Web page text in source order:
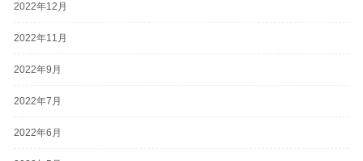
2022年12月
2022年11月
2022年9月
2022年7月
2022年6月